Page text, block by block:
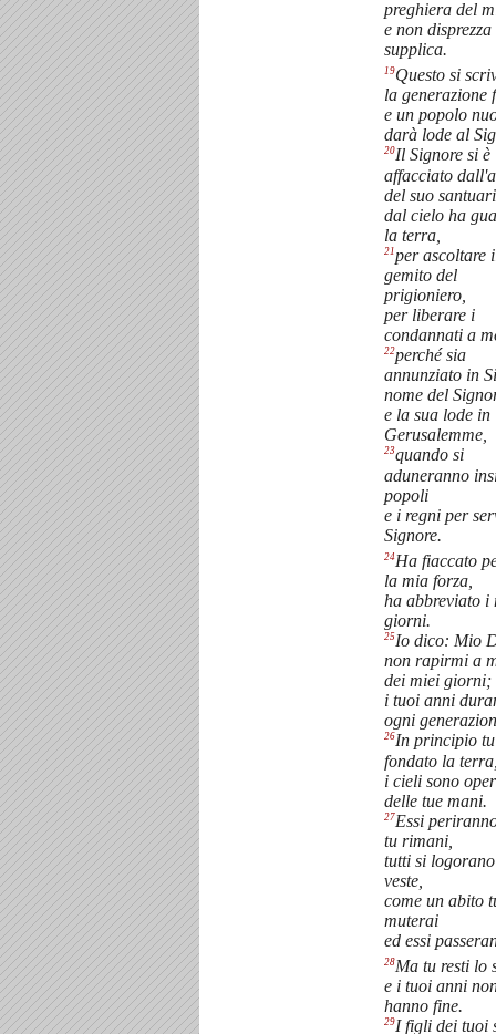
preghiera del
e non
supplica.
19Questo si
la generazione
e un popolo
darà lode al
20Il Signore si è
affacciato
del suo
dal cielo ha
la terra,
21per ascoltare
gemito del
prigioniero,
per liberare i
condannati a
22perché sia
annunziato in
nome del
e la sua lode in
Gerusalemme,
23quando si
aduneranno
popoli
e i regni per
Signore.
24Ha fiaccato
la mia forza,
ha abbreviato i
giorni.
25Io dico: Mio
non rapirmi a
dei miei giorni;
i tuoi anni
ogni
26In principio
fondato la
i cieli sono
delle tue mani.
27Essi
tu rimani,
tutti si
veste,
come un abito
muterai
ed essi
28Ma tu resti lo
e i tuoi anni
hanno fine.
29I figli dei tuoi